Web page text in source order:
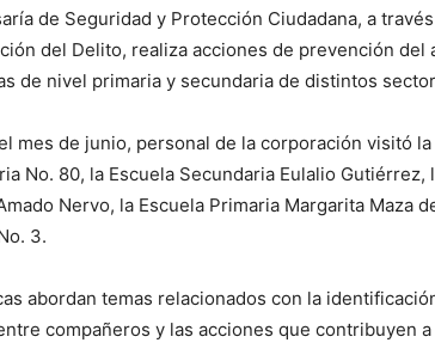
de Seguridad y Protección Ciudadana, a
del Delito, realiza acciones de prevención del
de nivel primaria y secundaria de distintos
mes de junio, personal de la corporación visitó
No. 80, la Escuela Secundaria Eulalio
Nervo, la Escuela Primaria Margarita Maza
3.
abordan temas relacionados con la
compañeros y las acciones que contribuyen